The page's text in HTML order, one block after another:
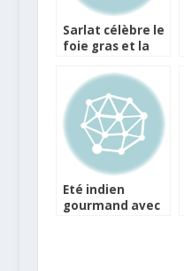
Sarlat célèbre le
foie gras et la
Périgord
Eté indien
gourmand avec